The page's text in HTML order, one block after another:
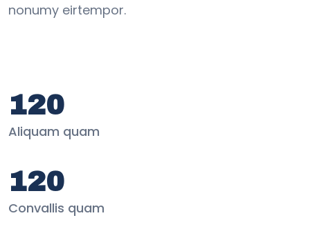
nonumy eirtempor.
120
Aliquam quam
120
Convallis quam